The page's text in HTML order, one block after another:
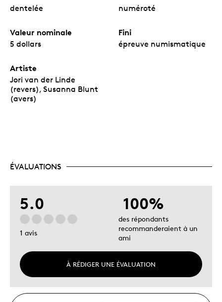
dentelée numéroté
Valeur nominale
5 dollars
Fini
épreuve numismatique
Artiste
Jori van der Linde
(revers), Susanna Blunt
(avers)
ÉVALUATIONS
5.0
1 avis
À RÉDIGER UNE ÉVALUATION
100%
des répondants
recommanderaient à un
ami